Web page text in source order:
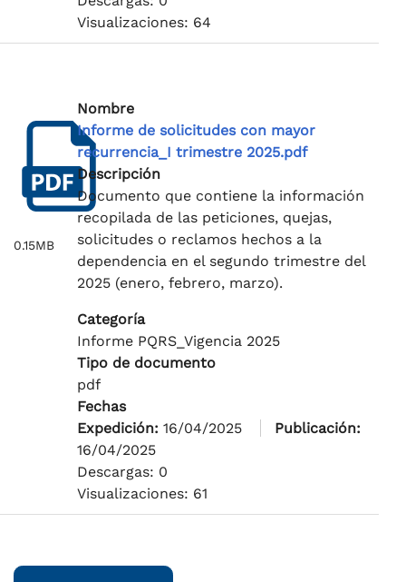
Visualizaciones: 64
0.15MB
Nombre
Informe de solicitudes con mayor
recurrencia_I trimestre 2025.pdf
Descripción
Documento que contiene la información
recopilada de las peticiones, quejas,
solicitudes o reclamos hechos a la
dependencia en el segundo trimestre del
2025 (enero, febrero, marzo).
Categoría
Informe PQRS_Vigencia 2025
Tipo de documento
pdf
Fechas
Expedición: 16/04/2025
Publicación:
16/04/2025
Descargas: 0
Visualizaciones: 61